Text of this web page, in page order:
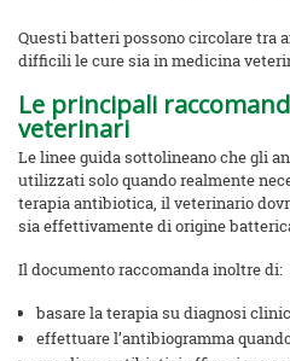
Questi batteri possono circolare tra
difficili le cure sia in medicina
Le principali
veterinari
Le linee guida sottolineano che gli
utilizzati solo quando realmente
terapia antibiotica, il veterinario
sia effettivamente di origine
Il documento raccomanda inoltre di:
basare la terapia su diagnosi
effettuare l’antibiogramma